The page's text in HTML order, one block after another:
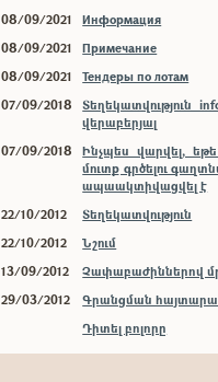
08/09/2021
Информация
08/09/2021
Примечание
08/09/2021
Тендеры по лотам
07/09/2018
Տեղեկատվություն
վերաբերյալ
07/09/2018
Ինչպես վարվել,
մուտք գրծելու
ապաակտիվացվել է
22/10/2012
Տեղեկատվություն
22/10/2012
Նշում
13/09/2012
Չափաբաժիններով
29/03/2012
Գրանցման
Դիտել բոլորը